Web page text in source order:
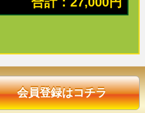
会員登録はコチラ